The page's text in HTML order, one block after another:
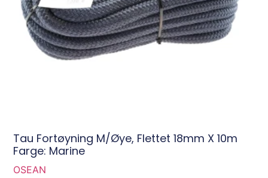
Tau Fortøyning M/øye, Flettet 18mm X 10m
Farge: Marine
OSEAN